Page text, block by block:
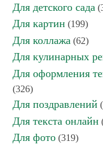
Для детского сада
Для картин (199)
Для коллажа (62)
Для кулинарных
Для оформления
(326)
Для поздравлений
Для текста онлайн
Для фото (319)